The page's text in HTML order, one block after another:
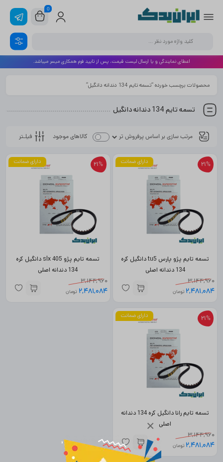
×
0
اعطای نمایندگی و یا ارسال لیست قیمت، پس از تایید فرم همکاری میسر میباشد.
محصولات برچسب خورده “تسمه تایم 134 دندانه دانگیل”
تسمه تایم 134 دندانه دانگیل
فیلـتر کالاهای موجود
دارای ضمانت 21%
تسمه تایم پژو پارس tu5 دانگیل کره
134 دندانه اصلی
3,144,960
2,481,084 تومان
دارای ضمانت 21%
تسمه تایم پژو 405 slx دانگیل کره
134 دندانه اصلی
3,144,960
2,481,084 تومان
دارای ضمانت 21%
تسمه تایم رانا دانگیل کره 134 دندانه
اصلی
3,144,960
2,481,084 تومان